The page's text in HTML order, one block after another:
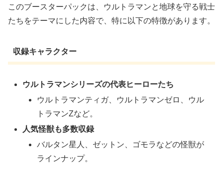
このブースターパックは、ウルトラマンと地球を守る戦士
たちをテーマにした内容で、特に以下の特徴があります。
収録キャラクター
ウルトラマンシリーズの代表ヒーローたち
ウルトラマンティガ、ウルトラマンゼロ、ウル
トラマンZなど。
人気怪獣も多数収録
バルタン星人、ゼットン、ゴモラなどの怪獣が
ラインナップ。